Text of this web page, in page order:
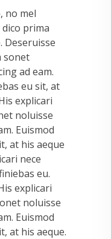
no mel
prima
Deseruisse
sonet
ad eam.
eu sit, at
explicari
noluisse
Euismod
at his aeque
nece
eu.
explicari
noluisse
Euismod
at his aeque.